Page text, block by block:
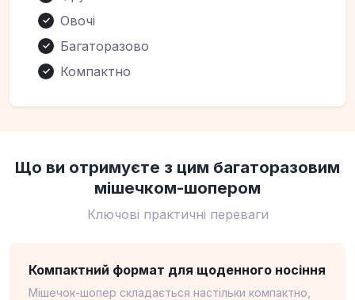
✓ Овочі
✓ Багаторазово
✓ Компактно
Що ви отримуєте з цим багаторазовим
мішечком-шопером
Ключові практичні переваги
Компактний формат для щоденного носіння
Мішечок-шопер складається настільки компактно,